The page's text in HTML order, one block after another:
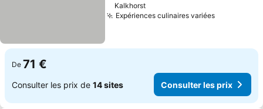
Kalkhorst
Expériences culinaires variéesConsulter
De 71 €
Consulter les prix de 14 sites Consulter les prix